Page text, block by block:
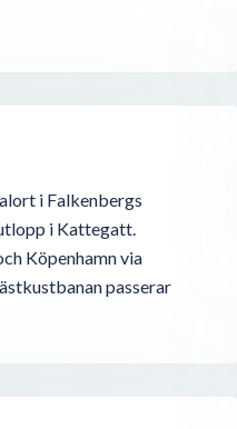
i Falkenbergs
i Kattegatt.
Köpenhamn via
passerar